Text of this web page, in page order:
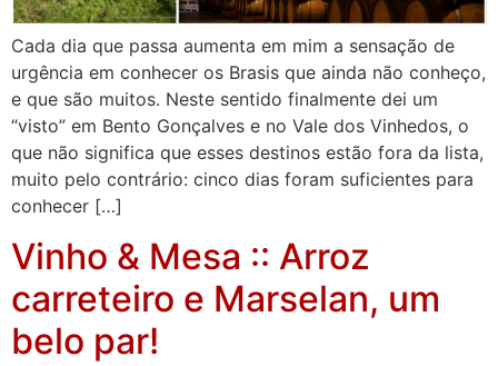
Cada dia que passa aumenta em mim a sensação de
urgência em conhecer os Brasis que ainda não conheço,
e que são muitos. Neste sentido finalmente dei um
“visto” em Bento Gonçalves e no Vale dos Vinhedos, o
que não significa que esses destinos estão fora da lista,
muito pelo contrário: cinco dias foram suficientes para
conhecer […]
Vinho & Mesa :: Arroz
carreteiro e Marselan, um
belo par!